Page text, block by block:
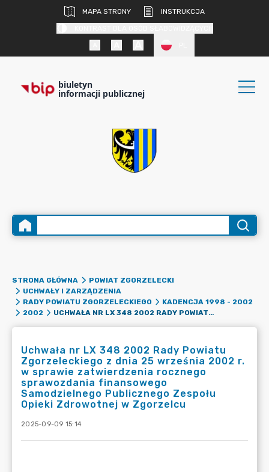
MAPA STRONY
INSTRUKCJA
biuletyn
informacji publicznej
STRONA GŁÓWNA
POWIAT ZGORZELECKI
UCHWAŁY I ZARZĄDZENIA
RADY POWIATU ZGORZELECKIEGO
KADENCJA 1998 - 2002
2002
UCHWAŁA NR LX 348 2002 RADY POWIATU ZGORZELECKIEGO Z DNIA 25 WRZEŚNIA 2002 R. W SPRAWIE ZATWIERDZENIA ROCZNEGO SPRAWOZDANIA FINANSOWEGO SAMODZIELNEGO PUBLICZNEGO ZESPOŁU OPIEKI ZDROWOTNEJ W ZGORZELCU
Uchwała nr LX 348 2002 Rady Powiatu
Zgorzeleckiego z dnia 25 września 2002 r.
w sprawie zatwierdzenia rocznego
sprawozdania finansowego
Samodzielnego Publicznego Zespołu
Opieki Zdrowotnej w Zgorzelcu
2025-09-09 15:14